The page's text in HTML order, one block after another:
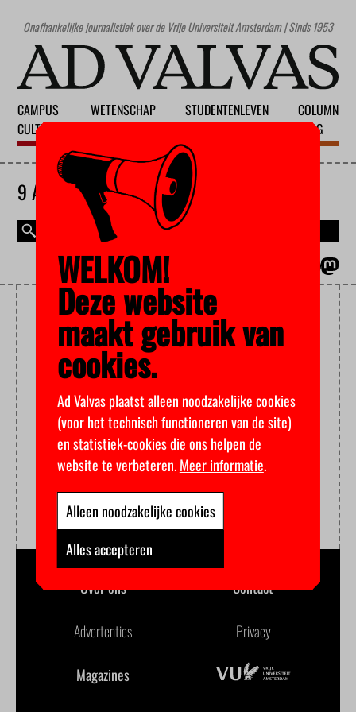
Onafhankelijke journalistiek over de Vrije Universiteit Amsterdam | Sinds 1953
CAMPUS
CULTUUR
WETENSCHAP
STUDENTENLEVEN
COLUMN
BLOG
9 AUGUSTUS 2026
DROP-OUTS
Over ons Contact
Advertenties Privacy
Magazines
WELKOM!
Deze website
maakt gebruik van
cookies.
Ad Valvas plaatst alleen noodzakelijke cookies
(voor het technisch functioneren van de site)
en statistiek-cookies die ons helpen de
website te verbeteren.Meer informatie.
Alleen noodzakelijke cookies
Alles accepteren